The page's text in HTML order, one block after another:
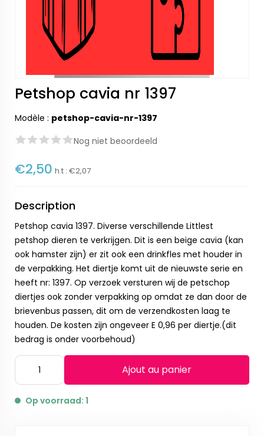
Petshop cavia nr 1397
Modèle : petshop-cavia-nr-1397
Nog niet beoordeeld
€2,50 h.t : €2,07
Description
Petshop cavia 1397. Diverse verschillende Littlest
petshop dieren te verkrijgen. Dit is een beige cavia (kan
ook hamster zijn) er zit ook een drinkfles met houder in
de verpakking. Het diertje komt uit de nieuwste serie en
heeft nr: 1397. Op verzoek versturen wij de petschop
diertjes ook zonder verpakking op omdat ze dan door de
brievenbus passen, dit om de verzendkosten laag te
houden. De kosten zijn ongeveer E 0,96 per diertje.(dit
bedrag is onder voorbehoud)
Ajout au panier
Op voorraad: 1